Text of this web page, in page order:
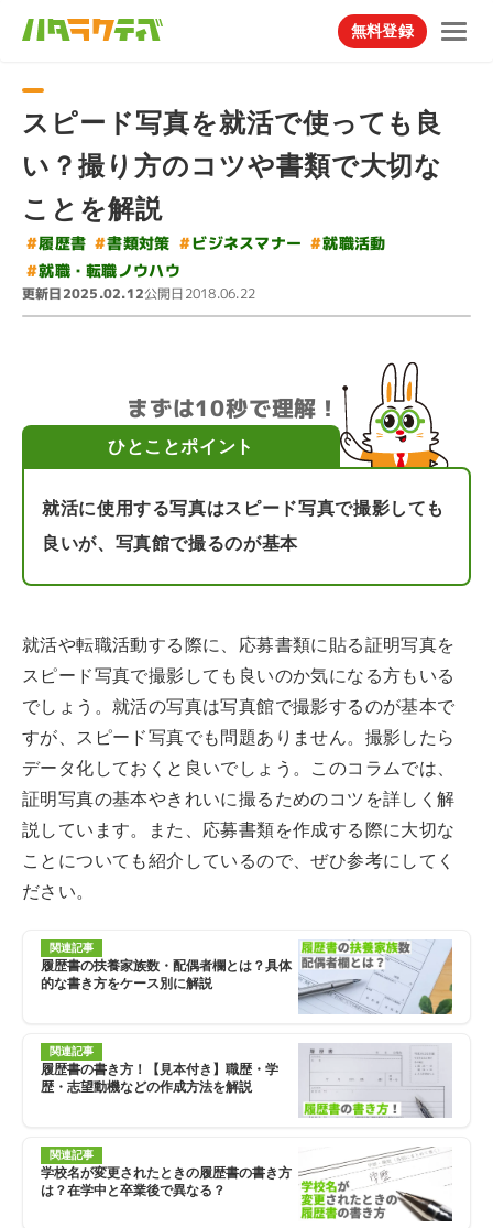
無料登録
スピード写真を就活で使っても良
い？撮り方のコツや書類で大切な
ことを解説
#履歴書 #書類対策 #ビジネスマナー #就職活動
#就職・転職ノウハウ
更新日2025.02.12公開日2018.06.22
まずは10秒で理解！
ひとことポイント
就活に使用する写真はスピード写真で撮影しても
良いが、写真館で撮るのが基本
就活や転職活動する際に、応募書類に貼る証明写真を
スピード写真で撮影しても良いのか気になる方もいる
でしょう。就活の写真は写真館で撮影するのが基本で
すが、スピード写真でも問題ありません。撮影したら
データ化しておくと良いでしょう。このコラムでは、
証明写真の基本やきれいに撮るためのコツを詳しく解
説しています。また、応募書類を作成する際に大切な
ことについても紹介しているので、ぜひ参考にしてく
ださい。
関連記事
履歴書の扶養家族数・配偶者欄とは？具体
的な書き方をケース別に解説
関連記事
履歴書の書き方！【見本付き】職歴・学
歴・志望動機などの作成方法を解説
関連記事
学校名が変更されたときの履歴書の書き方
は？在学中と卒業後で異なる？